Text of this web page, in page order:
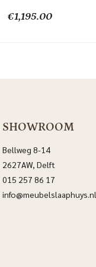
Oorspronkelijke
€1,195.00Huidige
SHOWROOM
Bellweg 8-14
2627AW, Delft
015 257 86 17
info@meubelslaaphuys.nl